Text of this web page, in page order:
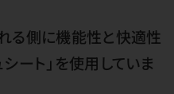
る側に機能性と快適性
ート」を使用していま